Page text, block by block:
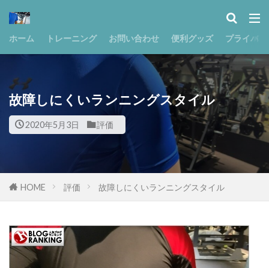
ホーム トレーニング お問い合わせ 便利グッズ プライバ
故障しにくいランニングスタイル
2020年5月3日 評価
HOME 評価 故障しにくいランニングスタイル